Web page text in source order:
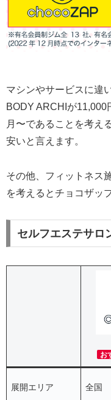
マシンやサービスに違
BODY ARCHIが
月〜であることを考え
安いと言えます。
その他、フィットネス
を考えるとチョコザッ
セルフエステサロ
お
展開エリア 全国